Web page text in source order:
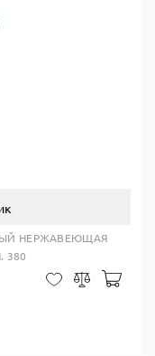
НЕРЖАВЕЮЩАЯ
380
В закладки
Сравнить